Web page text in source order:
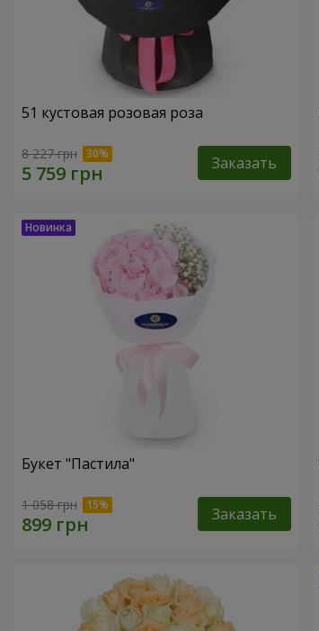
51 кустовая розовая роза
8 227 грн Заказать
Букет "Пастила"
1 058 грн Заказать